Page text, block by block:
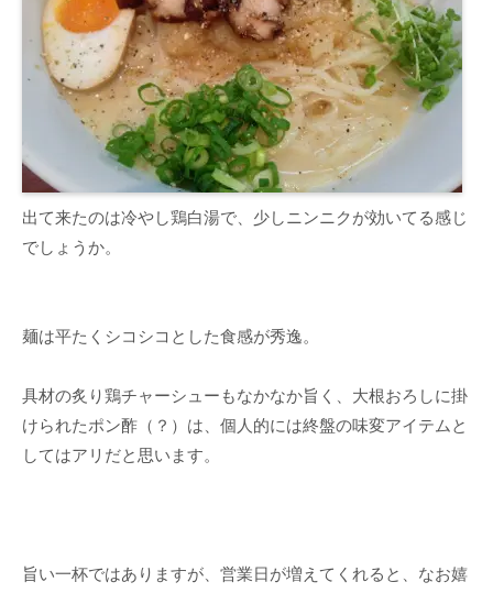
出て来たのは冷やし鶏白湯で、少しニンニクが効いてる感じ
でしょうか。
麺は平たくシコシコとした食感が秀逸。
具材の炙り鶏チャーシューもなかなか旨く、大根おろしに掛
けられたポン酢（？）は、個人的には終盤の味変アイテムと
してはアリだと思います。
旨い一杯ではありますが、営業日が増えてくれると、なお嬉